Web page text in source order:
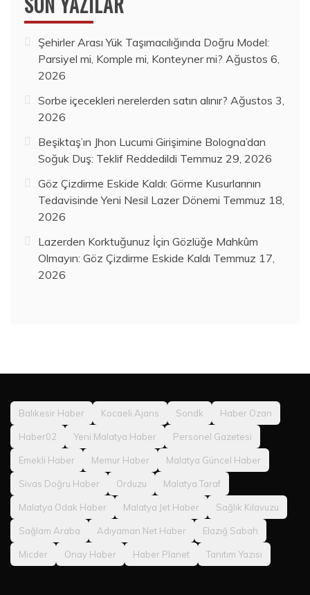
Şehirler Arası Yük Taşımacılığında Doğru Model:
Parsiyel mi, Komple mi, Konteyner mi? Ağustos 6,
2026
Sorbe içecekleri nerelerden satın alınır? Ağustos 3,
2026
Beşiktaş’ın Jhon Lucumi Girişimine Bologna’dan
Soğuk Duş: Teklif Reddedildi Temmuz 29, 2026
Göz Çizdirme Eskide Kaldı: Görme Kusurlarının
Tedavisinde Yeni Nesil Lazer Dönemi Temmuz 18,
2026
Lazerden Korktuğunuz İçin Gözlüğe Mahkûm
Olmayın: Göz Çizdirme Eskide Kaldı Temmuz 17,
2026
Balıkesir Haber Kocaeli Ajans Sondk Haber Ozan
Haber02 Yeni Malatya Haber Personel Gazetesi
Emekli Haber Memur Haber Malatya Güncel Haber
Sivas Doğru Haber Orduzu Malatya Taraf
Malatya Odak Haber Malatya Jet Haber Sağlık Kılavuzu
Sağlam Araba Adıyaman Net Haber Elazığ Sabah
Micder Onay Haber Haber Planet Tanıtım Yazısı